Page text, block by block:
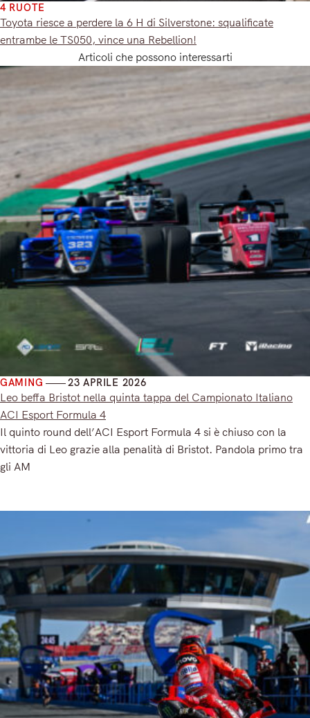
4 RUOTE
Toyota riesce a perdere la 6 H di Silverstone: squalificate
entrambe le TS050, vince una Rebellion!
Articoli che possono interessarti
GAMING 23 APRILE 2026
Leo beffa Bristot nella quinta tappa del Campionato Italiano
ACI Esport Formula 4
Il quinto round dell’ACI Esport Formula 4 si è chiuso con la
vittoria di Leo grazie alla penalità di Bristot. Pandola primo tra
gli AM